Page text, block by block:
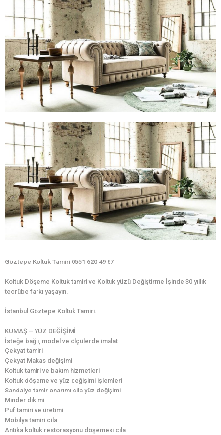
Göztepe Koltuk Tamiri 0551 620 49 67
Koltuk Döşeme Koltuk tamiri ve Koltuk yüzü Değiştirme İşinde 30 yıllık
tecrübe farkı yaşayın.
İstanbul Göztepe Koltuk Tamiri.
KUMAŞ – YÜZ DEĞİŞİMİ
İsteğe bağlı, model ve ölçülerde imalat
Çekyat tamiri
Çekyat Makas değişimi
Koltuk tamiri ve bakım hizmetleri
Koltuk döşeme ve yüz değişimi işlemleri
Sandalye tamir onarımı cila yüz değişimi
Minder dikimi
Puf tamiri ve üretimi
Mobilya tamiri cila
Antika koltuk restorasyonu döşemesi cila